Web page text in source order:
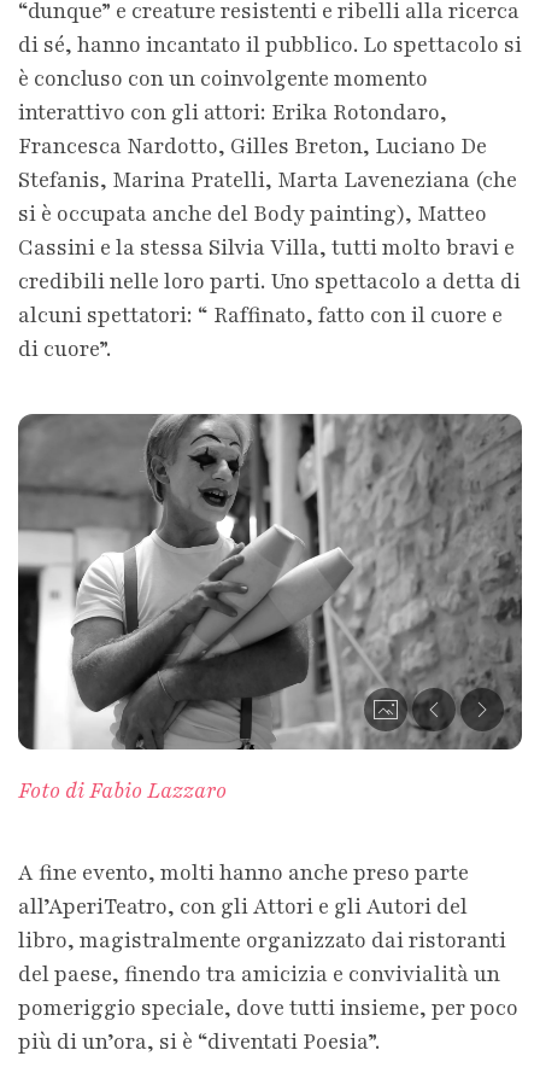
“dunque” e creature resistenti e ribelli alla ricerca
di sé, hanno incantato il pubblico. Lo spettacolo si
è concluso con un coinvolgente momento
interattivo con gli attori: Erika Rotondaro,
Francesca Nardotto, Gilles Breton, Luciano De
Stefanis, Marina Pratelli, Marta Laveneziana (che
si è occupata anche del Body painting), Matteo
Cassini e la stessa Silvia Villa, tutti molto bravi e
credibili nelle loro parti. Uno spettacolo a detta di
alcuni spettatori: “ Raffinato, fatto con il cuore e
di cuore”.
Foto di Fabio Lazzaro
A fine evento, molti hanno anche preso parte
all’AperiTeatro, con gli Attori e gli Autori del
libro, magistralmente organizzato dai ristoranti
del paese, finendo tra amicizia e convivialità un
pomeriggio speciale, dove tutti insieme, per poco
più di un’ora, si è “diventati Poesia”.